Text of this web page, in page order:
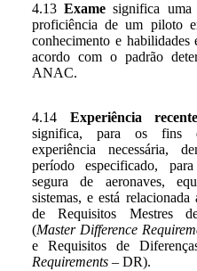
4.13Exame significa uma
proficiência de um piloto
conhecimento e habilidades
acordo com o padrão
ANAC.
4.14 Experiência
significa, para os fins
experiência necessária,
período especificado,
segura de aeronaves,
sistemas, e está relacionada
de Requisitos Mestres
(Master Difference
e Requisitos de
Requirements – DR).